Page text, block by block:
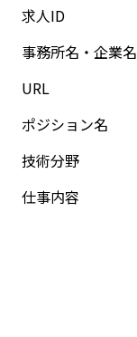
求人ID
事務所名・企業名
URL
ポジション名
技術分野
仕事内容